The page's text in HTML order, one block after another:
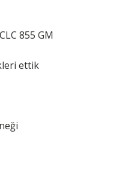
855 GM
ettik